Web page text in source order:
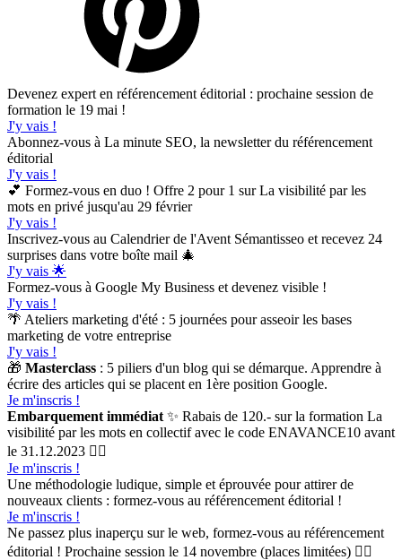
Devenez expert en référencement éditorial : prochaine session de
formation le 19 mai !
J'y vais !
Abonnez-vous à La minute SEO, la newsletter du référencement
éditorial
J'y vais !
💕 Formez-vous en duo ! Offre 2 pour 1 sur La visibilité par les
mots en privé jusqu'au 29 février
J'y vais !
Inscrivez-vous au Calendrier de l'Avent Sémantisseo et recevez 24
surprises dans votre boîte mail 🎄
J'y vais 🌟
Formez-vous à Google My Business et devenez visible !
J'y vais !
🌴 Ateliers marketing d'été : 5 journées pour asseoir les bases
marketing de votre entreprise
J'y vais !
🎁 Masterclass : 5 piliers d'un blog qui se démarque. Apprendre à
écrire des articles qui se placent en 1ère position Google.
Je m'inscris !
Embarquement immédiat ✨ Rabais de 120.- sur la formation La
visibilité par les mots en collectif avec le code ENAVANCE10 avant
le 31.12.2023 👉🏻
Je m'inscris !
Une méthodologie ludique, simple et éprouvée pour attirer de
nouveaux clients : formez-vous au référencement éditorial !
Je m'inscris !
Ne passez plus inaperçu sur le web, formez-vous au référencement
éditorial ! Prochaine session le 14 novembre (places limitées) 👉🏻